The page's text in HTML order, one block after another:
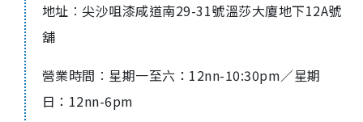
地址︰尖沙咀漆咸道南29-31號溫莎大廈地下12A號
舖
營業時間︰星期一至六： 12nn-10:30pm／星期
日： 12nn-6pm